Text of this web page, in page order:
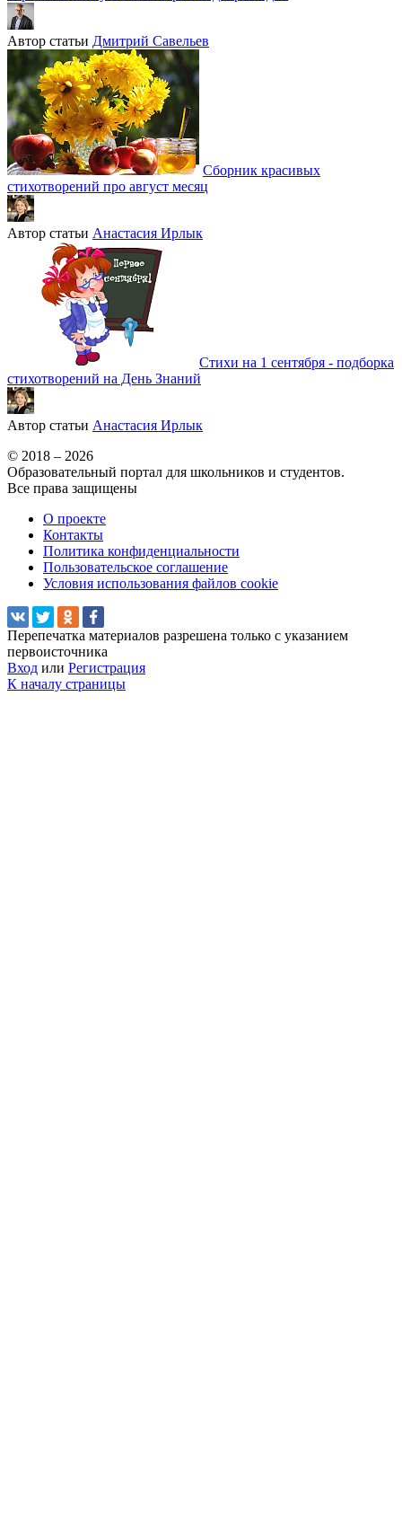
Автор статьи Дмитрий Савельев
Сборник красивых
стихотворений про август месяц
Автор статьи Анастасия Ирлык
Стихи на 1 сентября - подборка
стихотворений на День Знаний
Автор статьи Анастасия Ирлык
© 2018 – 2026
Образовательный портал для школьников и студентов.
Все права защищены
О проекте
Контакты
Политика конфиденциальности
Пользовательское соглашение
Условия использования файлов cookie
Перепечатка материалов разрешена только с указанием
первоисточника
Вход или Регистрация
К началу страницы